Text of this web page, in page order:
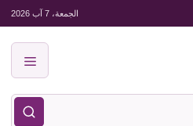
الجمعة، 7 آب 2026